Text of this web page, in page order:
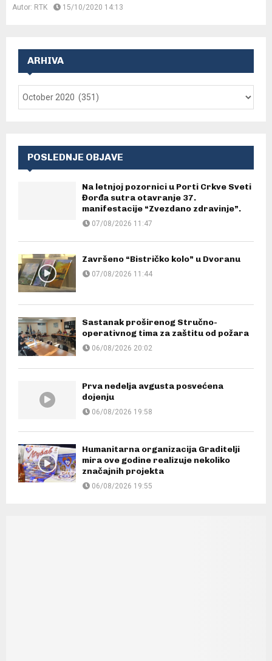
Autor: RTK 15/10/2020 14:13
ARHIVA
POSLEDNJE OBJAVE
Na letnjoj pozornici u Porti Crkve Sveti
Đorđa sutra otavranje 37.
manifestacije “Zvezdano zdravinje”.
07/08/2026 11:47
Završeno “Bistričko kolo” u Dvoranu
07/08/2026 11:44
Sastanak proširenog Stručno-
operativnog tima za zaštitu od požara
06/08/2026 20:02
Prva nedelja avgusta posvećena
dojenju
06/08/2026 19:58
Humanitarna organizacija Graditelji
mira ove godine realizuje nekoliko
značajnih projekta
06/08/2026 19:55